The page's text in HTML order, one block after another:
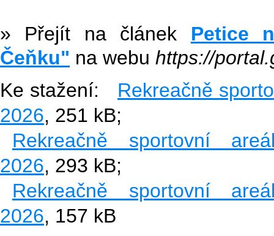
» Přejít na článek Petice
Čeňku" na webu https://
Ke stažení:
Rekreačně
2026, 251 kB;
Rekreačně sportovní
2026, 293 kB;
Rekreačně sportovní
2026, 157 kB